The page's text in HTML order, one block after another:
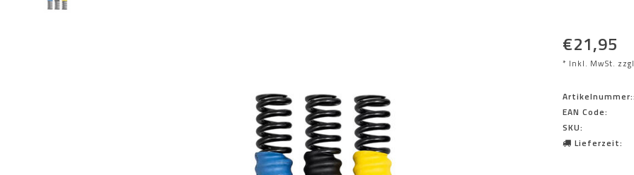
€21,95
* Inkl. MwSt.
Artikelnummer::
EAN Code:
SKU:
Lieferzeit: